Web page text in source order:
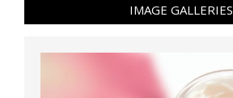
IMAGE GALLERIES